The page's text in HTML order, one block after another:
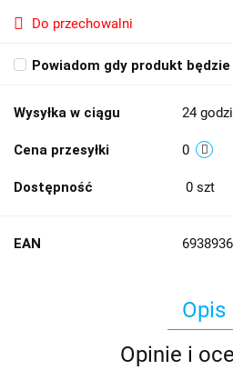
Do przechowalni
Powiadom gdy produkt
Wysyłka w ciągu 24
Cena przesyłki 0
Dostępność 0 szt
EAN
Opis
Opinie i